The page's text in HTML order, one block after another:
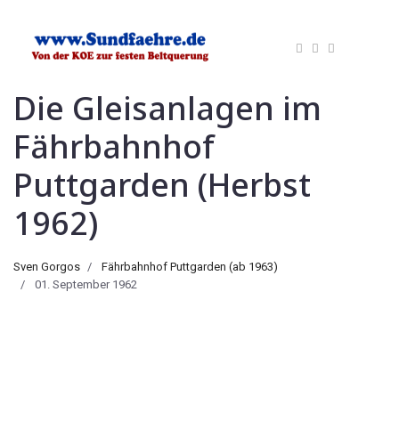
Die Gleisanlagen im
Fährbahnhof
Puttgarden (Herbst
1962)
Sven Gorgos
Fährbahnhof Puttgarden (ab 1963)
01. September 1962